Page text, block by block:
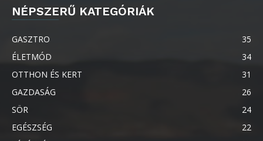
NÉPSZERŰ KATEGÓRIÁK
GASZTRO
35
ÉLETMÓD
34
OTTHON ÉS KERT
31
GAZDASÁG
26
SÖR
24
EGÉSZSÉG
22